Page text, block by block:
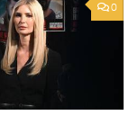
0